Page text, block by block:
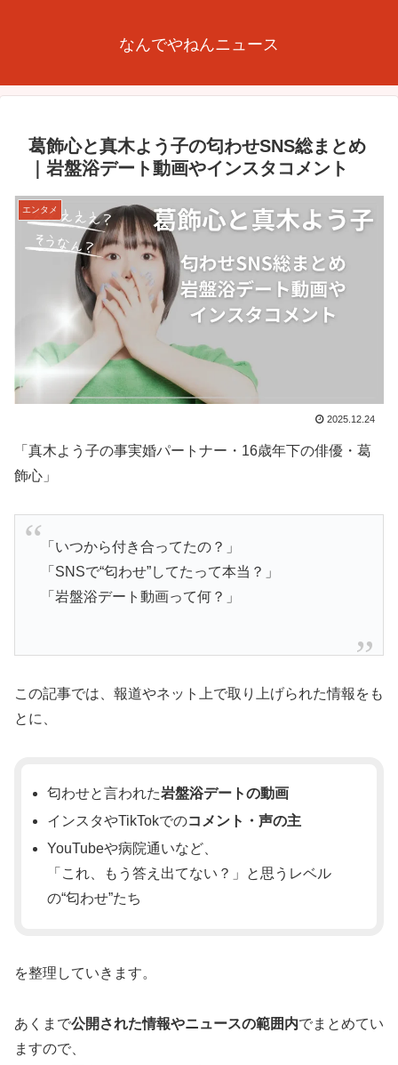
なんでやねんニュース
葛飾心と真木よう子の匂わせSNS総まとめ
｜岩盤浴デート動画やインスタコメント
エンタメ
2025.12.24
「真木よう子の事実婚パートナー・16歳年下の俳優・葛
飾心」
「いつから付き合ってたの？」
「SNSで“匂わせ”してたって本当？」
「岩盤浴デート動画って何？」
この記事では、報道やネット上で取り上げられた情報をも
とに、
匂わせと言われた岩盤浴デートの動画
インスタやTikTokでのコメント・声の主
YouTubeや病院通いなど、
「これ、もう答え出てない？」と思うレベル
の“匂わせ”たち
を整理していきます。
あくまで公開された情報やニュースの範囲内でまとめてい
ますので、